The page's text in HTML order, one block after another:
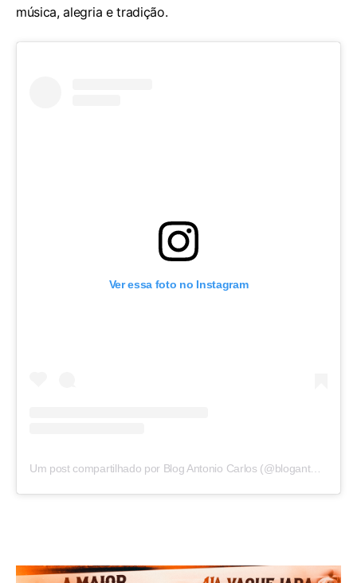
música, alegria e tradição.
Ver essa foto no Instagram
Um post compartilhado por Blog Antonio Carlos (@blogantoniocarlos)